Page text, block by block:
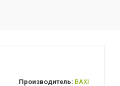
Производитель: BAXI